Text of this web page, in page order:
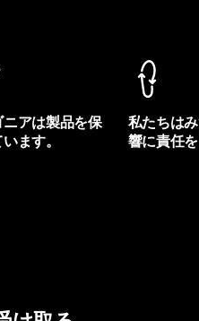
アは製品を保
ます。
私たちは
響に責任を